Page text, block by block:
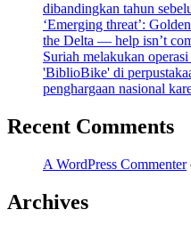
dibandingkan tahun
‘Emerging threat’:
the Delta — help isn’t
Suriah melakukan
'BiblioBike' di
penghargaan nasional
Recent Comments
A WordPress Commenter
Archives